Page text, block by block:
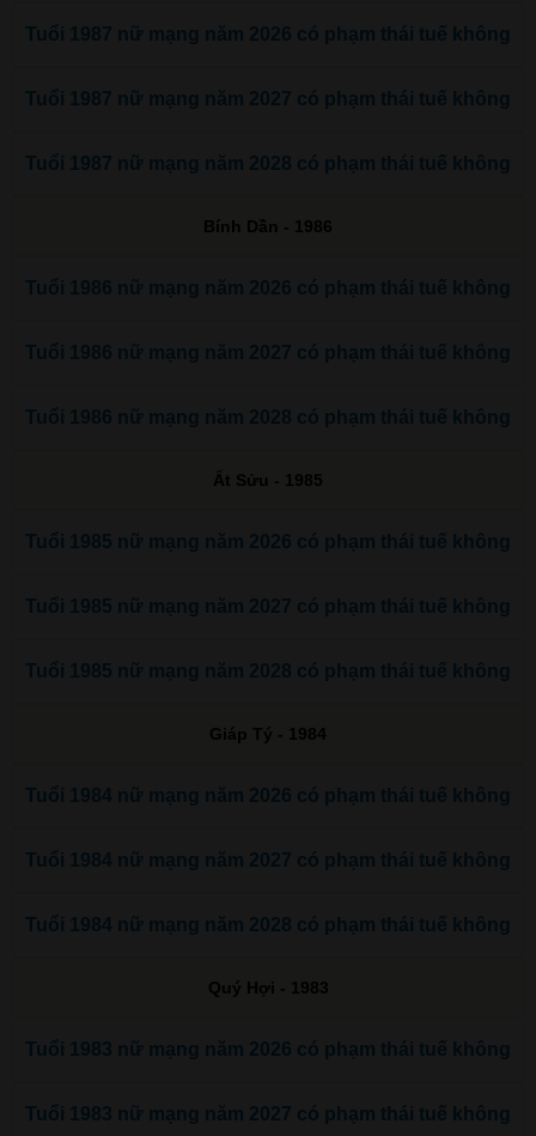
Tuổi 1987 nữ mạng năm 2026 có phạm thái tuế không
Tuổi 1987 nữ mạng năm 2027 có phạm thái tuế không
Tuổi 1987 nữ mạng năm 2028 có phạm thái tuế không
Bính Dần - 1986
Tuổi 1986 nữ mạng năm 2026 có phạm thái tuế không
Tuổi 1986 nữ mạng năm 2027 có phạm thái tuế không
Tuổi 1986 nữ mạng năm 2028 có phạm thái tuế không
Ất Sửu - 1985
Tuổi 1985 nữ mạng năm 2026 có phạm thái tuế không
Tuổi 1985 nữ mạng năm 2027 có phạm thái tuế không
Tuổi 1985 nữ mạng năm 2028 có phạm thái tuế không
Giáp Tý - 1984
Tuổi 1984 nữ mạng năm 2026 có phạm thái tuế không
Tuổi 1984 nữ mạng năm 2027 có phạm thái tuế không
Tuổi 1984 nữ mạng năm 2028 có phạm thái tuế không
Quý Hợi - 1983
Tuổi 1983 nữ mạng năm 2026 có phạm thái tuế không
Tuổi 1983 nữ mạng năm 2027 có phạm thái tuế không